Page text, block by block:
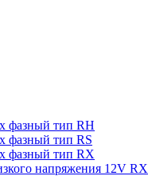
фазный тип RH
фазный тип RS
фазный тип RX
напряжения 12V RX